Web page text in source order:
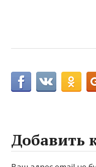
Добавить